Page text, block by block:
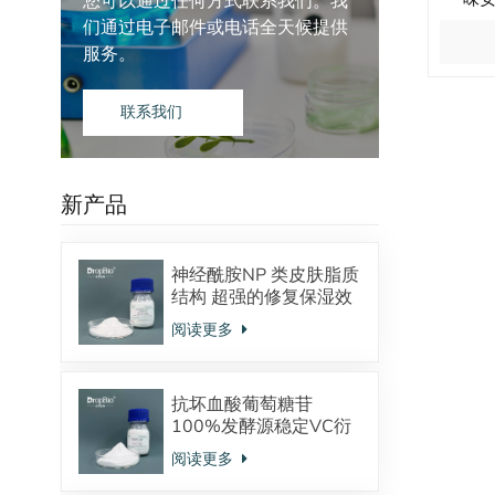
们通过电子邮件或电话全天候提供
服务。
联系我们
新产品
神经酰胺NP 类皮肤脂质
结构 超强的修复保湿效
果 对抗皮炎效果显著
阅读更多
抗坏血酸葡萄糖苷
100%发酵源稳定VC衍
生物 美白抗氧化
阅读更多